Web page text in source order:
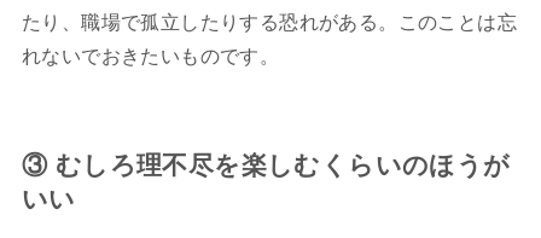
たり、職場で孤立したりする恐れがある。このことは忘
れないでおきたいものです。
③ むしろ理不尽を楽しむくらいのほうが
いい